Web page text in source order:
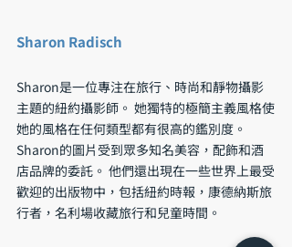
Sharon Radisch
Sharon是一位專注在旅行、時尚和靜物攝影
主題的紐約攝影師。 她獨特的極簡主義風格使
她的風格在任何類型都有很高的鑑別度。
Sharon的圖片受到眾多知名美容，配飾和酒
店品牌的委託。 他們還出現在一些世界上最受
歡迎的出版物中，包括紐約時報，康德納斯旅
行者，名利場收藏旅行和兒童時間。